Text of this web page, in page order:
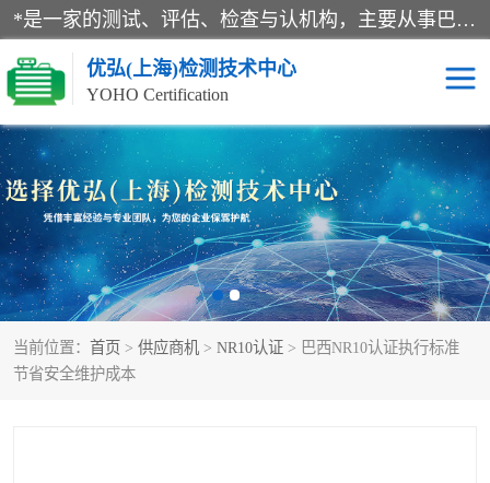
*是一家的测试、评估、检查与认机构，主要从事巴西NR10认证、NR12认证、NR13认证；ANATEL认证、INMTRO认证，欧盟CE认证：MD认证，PED认证，MID认证，ATEX认证，德国蓝色天使认证。
优弘(上海)检测技术中心
YOHO Certification
当前位置： 首页 > 供应商机 > NR10认证 > 巴西NR10认证执行标准
节省安全维护成本
RECYCLASS认证 NR10认证
NR12认证 NR13认证
ART认证 巴西NR认证
巴西认证 RETIE认证